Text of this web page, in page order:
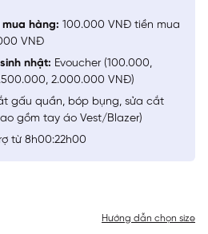
Hướng dẫn chọn size
mua hàng: 100.000 VNĐ tiền mua
VNĐ
nhật: Evoucher (100.000,
2.000.000 VNĐ)
gấu quần, bóp bụng, sửa cắt
gồm tay áo Vest/Blazer)
từ 8h00:22h00